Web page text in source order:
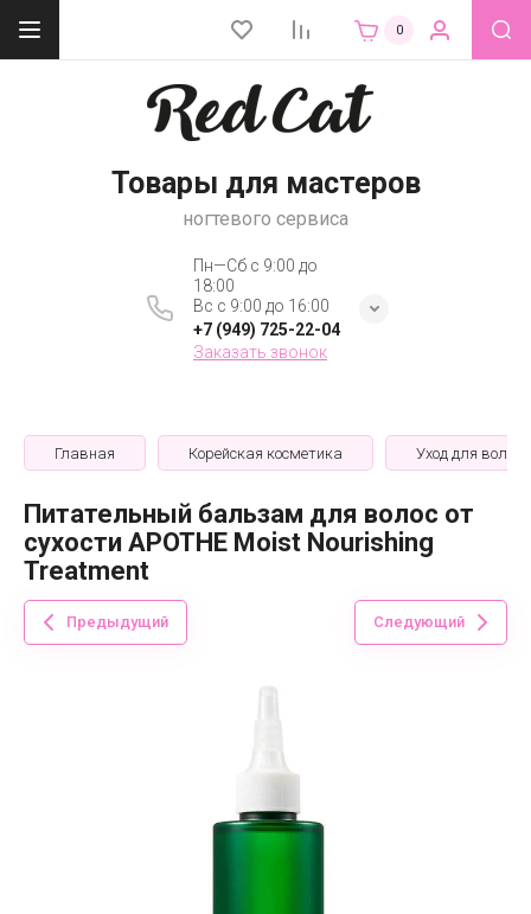
0
Товары для мастеров
ногтевого сервиса
Пн—Сб с 9:00 до
18:00
Вс с 9:00 до 16:00
+7 (949) 725-22-04
Заказать звонок
Главная Корейская косметика Уход для волос
Питательный бальзам для волос от
сухости APOTHE Moist Nourishing
Treatment
Предыдущий Следующий